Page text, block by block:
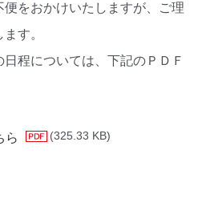
をおかけいたしますが、ご理
す。
程については、下記のＰＤＦ
ら (325.33 KB)